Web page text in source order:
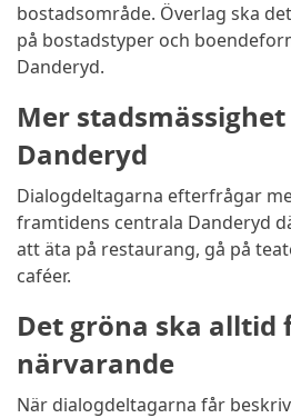
bostadsområde. Överlag ska
på bostadstyper och
Danderyd.
Mer
Danderyd
Dialogdeltagarna efterfrågar
framtidens centrala Danderyd
att äta på restaurang, gå på
caféer.
Det gröna ska alltid
närvarande
När dialogdeltagarna får